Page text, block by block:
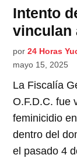
Intento
vinculan
por 24 Horas
mayo 15, 2025
La Fiscalía
O.F.D.C. fue
feminicidio
dentro del
el pasado 4